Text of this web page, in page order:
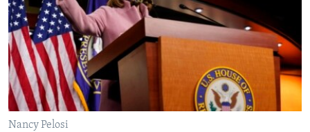
Nancy Pelosi